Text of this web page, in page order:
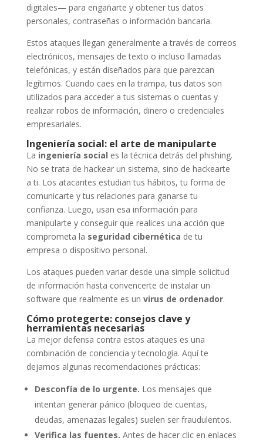
digitales— para engañarte y obtener tus datos
personales, contraseñas o información bancaria.
Estos ataques llegan generalmente a través de correos
electrónicos, mensajes de texto o incluso llamadas
telefónicas, y están diseñados para que parezcan
legítimos. Cuando caes en la trampa, tus datos son
utilizados para acceder a tus sistemas o cuentas y
realizar robos de información, dinero o credenciales
empresariales.
Ingeniería social: el arte de manipularte
La ingeniería social es la técnica detrás del phishing.
No se trata de hackear un sistema, sino de hackearte
a ti. Los atacantes estudian tus hábitos, tu forma de
comunicarte y tus relaciones para ganarse tu
confianza. Luego, usan esa información para
manipularte y conseguir que realices una acción que
comprometa la seguridad cibernética de tu
empresa o dispositivo personal.
Los ataques pueden variar desde una simple solicitud
de información hasta convencerte de instalar un
software que realmente es un virus de ordenador.
Cómo protegerte: consejos clave y
herramientas necesarias
La mejor defensa contra estos ataques es una
combinación de conciencia y tecnología. Aquí te
dejamos algunas recomendaciones prácticas:
Desconfía de lo urgente. Los mensajes que
intentan generar pánico (bloqueo de cuentas,
deudas, amenazas legales) suelen ser fraudulentos.
Verifica las fuentes. Antes de hacer clic en enlaces